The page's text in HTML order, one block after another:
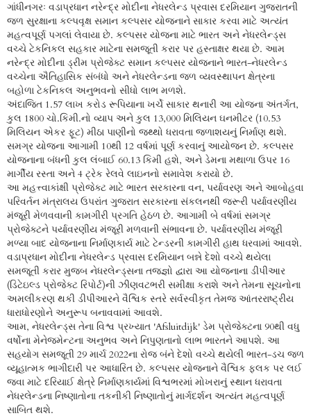
ગાંધીનગરઃ વડાપ્રધાન નરેન્દ્ર મોદીના નેધરલેન્ડ પ્રવાસ દરમિયાન ગુજરાતની
જળ સુરક્ષાના કલ્પવૃક્ષ સમાન કલ્પસર યોજનાને સાકાર કરવા માટે અત્યંત
મહત્વપૂર્ણ પગલાં લેવાયા છે. કલ્પસર યોજના માટે ભારત અને નેધરલેન્ડ્સ
વચ્ચે ટેકનિકલ સહકાર માટેના સમજૂતી કરાર પર હસ્તાક્ષર થયા છે. આમ
નરેન્દ્ર મોદીના ડ્રીમ પ્રોજેક્ટ સમાન કલ્પસર યોજનાને ભારત-નેધરલેન્ડ
વચ્ચેના ઐતિહાસિક સંબંધો અને નેધરલેન્ડના જળ વ્યવસ્થાપન ક્ષેત્રના
બહોળા ટેકનિકલ અનુભવનો સીધો લાભ મળશે.
અંદાજિત 1.57 લાખ કરોડ રૂપિયાના ખર્ચે સાકાર થનારી આ યોજના અંતર્ગત,
કુલ 1800 ચો.કિમી.નો વ્યાપ અને કુલ 13,000 મિલિયન ઘનમીટર (10.53
મિલિયન એકર ફૂટ) મીઠા પાણીનો જથ્થો ધરાવતા જળાશયનું નિર્માણ થશે.
સમગ્ર યોજના આગામી 10થી 12 વર્ષમાં પૂર્ણ કરવાનું આયોજન છે. કલ્પસર
યોજનાના બંધની કુલ લંબાઈ 60.13 કિમી હશે, અને ડેમના મથાળા ઉપર 16
માર્ગીય રસ્તા અને 4 ટ્રેક રેલવે લાઇનનો સમાવેશ કરાયો છે.
આ મહત્ત્વાકાંક્ષી પ્રોજેક્ટ માટે ભારત સરકારના વન, પર્યાવરણ અને આબોહવા
પરિવર્તન મંત્રાલય ઉપરાંત ગુજરાત સરકારના સંકલનથી જરૂરી પર્યાવરણીય
મંજૂરી મેળવવાની કામગીરી પ્રગતિ હેઠળ છે. આગામી બે વર્ષમાં સમગ્ર
પ્રોજેક્ટને પર્યાવરણીય મંજૂરી મળવાની સંભાવના છે. પર્યાવરણીય મંજૂરી
મળ્યા બાદ યોજનાના નિર્માણકાર્ય માટે ટેન્ડરની કામગીરી હાથ ધરવામાં આવશે.
વડાપ્રધાન મોદીના નેધરલેન્ડ પ્રવાસ દરમિયાન બન્ને દેશો વચ્ચે થયેલા
સમજૂતી કરાર મુજબ નેધરલેન્ડ્સના તજજ્ઞો દ્વારા આ યોજનાના ડીપીઆર
(ડિટેઇલ્ડ પ્રોજેક્ટ રિપોર્ટ)ની ઝીણવટભરી સમીક્ષા કરાશે અને તેમના સૂચનોના
અમલીકરણ થકી ડીપીઆરને વૈશ્વિક સ્તરે સર્વસ્વીકૃત તેમજ આંતરરાષ્ટ્રીય
ધારાધોરણોને અનુરૂપ બનાવવામાં આવશે.
આમ, નેધરલેન્ડ્સ તેના વિશ્વ પ્રખ્યાત 'Afsluitdijk' ડેમ પ્રોજેક્ટના 90થી વધુ
વર્ષોના મેનેજમેન્ટના અનુભવ અને નિપુણતાનો લાભ ભારતને આપશે. આ
સહયોગ સમજૂતી 29 માર્ચ 2022ના રોજ બંને દેશો વચ્ચે થયેલી ભારત-ડચ જળ
વ્યૂહાત્મક ભાગીદારી પર આધારિત છે. કલ્પસર યોજનાને વૈશ્વિક ફલક પર લઈ
જવા માટે દરિયાઈ ક્ષેત્રે નિર્માણકાર્યમાં વિશ્વભરમાં મોખરાનું સ્થાન ધરાવતા
નેધરલેન્ડના નિષ્ણાતોના તકનીકી નિષ્ણાતોનું માર્ગદર્શન અત્યંત મહત્વપૂર્ણ
સાબિત થશે.